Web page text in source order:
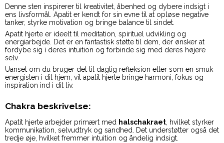
Denne sten inspirerer til kreativitet, åbenhed og dybere indsigt i
ens livsformål. Apatit er kendt for sin evne til at opløse negative
tanker, styrke motivation og bringe balance til sindet.
Apatit hjerte er ideelt til meditation, spirituel udvikling og
energiarbejde. Det er en fantastisk støtte til dem, der ønsker at
fordybe sig i deres intuition og forbinde sig med deres højere
selv.
Uanset om du bruger det til daglig refleksion eller som en smuk
energisten i dit hjem, vil apatit hjerte bringe harmoni, fokus og
inspiration ind i dit liv.
Chakra beskrivelse:
Apatit hjerte arbejder primært med halschakraet , hvilket styrker
kommunikation, selvudtryk og sandhed. Det understøtter også det
tredje øje, hvilket fremmer intuition og åndelig indsigt.